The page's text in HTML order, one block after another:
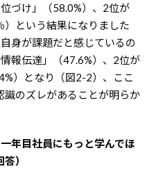
づけ」（58.0%）、2位が
）という結果になりました
身が課題だと感じているの
報伝達」（47.6%）、2位が
）となり（図2-2）、ここ
識のズレがあることが明らか
年目社員にもっと学んでほ
）